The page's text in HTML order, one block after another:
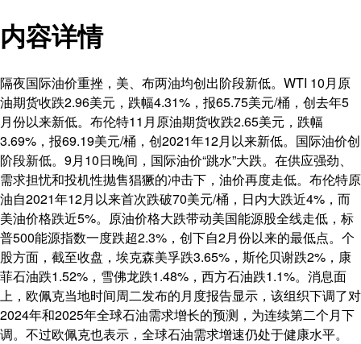
内容详情
隔夜国际油价重挫，美、布两油均创出阶段新低。WTI 10月原
油期货收跌2.96美元，跌幅4.31%，报65.75美元/桶，创去年5
月份以来新低。布伦特11月原油期货收跌2.65美元，跌幅
3.69%，报69.19美元/桶，创2021年12月以来新低。国际油价创
阶段新低。9月10日晚间，国际油价“跳水”大跌。在供应强劲、
需求担忧和投机性抛售猖獗的冲击下，油价再度走低。布伦特原
油自2021年12月以来首次跌破70美元/桶，日内大跌近4%，而
美油价格跌近5%。原油价格大跌带动美国能源股全线走低，标
普500能源指数一度跌超2.3%，创下自2月份以来的最低点。个
股方面，截至收盘，埃克森美孚跌3.65%，斯伦贝谢跌2%，康
菲石油跌1.52%，雪佛龙跌1.48%，西方石油跌1.1%。消息面
上，欧佩克当地时间周二发布的月度报告显示，该组织下调了对
2024年和2025年全球石油需求增长的预测，为连续第二个月下
调。不过欧佩克也表示，全球石油需求增速仍处于健康水平。